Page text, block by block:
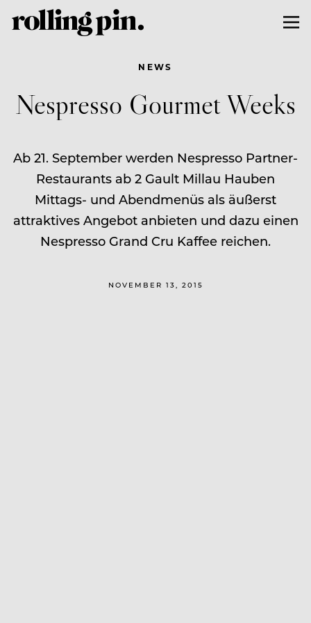
NEWS
Nespresso Gourmet Weeks
Ab 21. September werden Nespresso Partner-
Restaurants ab 2 Gault Millau Hauben
Mittags- und Abendmenüs als äußerst
attraktives Angebot anbieten und dazu einen
Nespresso Grand Cru Kaffee reichen.
NOVEMBER 13, 2015